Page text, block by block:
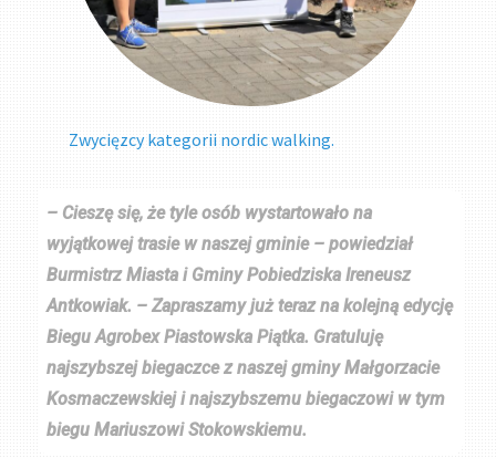
Zwycięzcy kategorii nordic walking.
– Cieszę się, że tyle osób wystartowało na
wyjątkowej trasie w naszej gminie – powiedział
Burmistrz Miasta i Gminy Pobiedziska Ireneusz
Antkowiak. – Zapraszamy już teraz na kolejną edycję
Biegu Agrobex Piastowska Piątka. Gratuluję
najszybszej biegaczce z naszej gminy Małgorzacie
Kosmaczewskiej i najszybszemu biegaczowi w tym
biegu Mariuszowi Stokowskiemu.